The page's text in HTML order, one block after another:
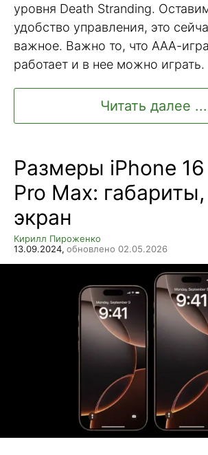
уровня Death Stranding.
удобство управления, это
важное. Важно то, что ААА-
работает и в нее можно играть.
Читать далее ...
Размеры iPhone 16
Pro Max:
экран
Кирилл Пироженко
13.09.2024, обновлено 02.05.2026